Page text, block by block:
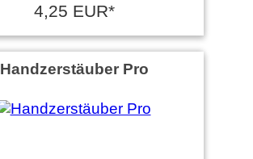
4,25 EUR*
Handzerstäuber Pro